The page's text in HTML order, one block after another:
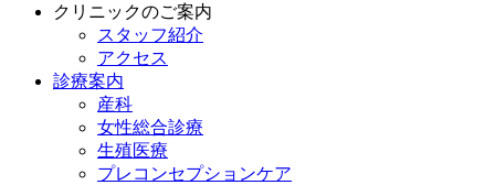
クリニックのご案内
スタッフ紹介
アクセス
診療案内
産科
女性総合診療
生殖医療
プレコンセプションケア